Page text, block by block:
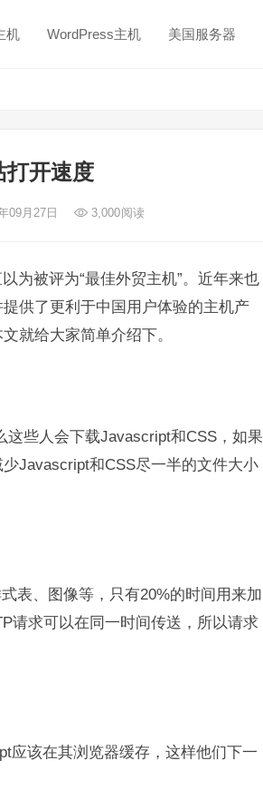
机 WordPress主机 美国服务器
开速度
09月27日 3,000阅读
为被评为“最佳外贸主机”。近年来也
供了更利于中国用户体验的主机产
就给大家简单介绍下。
些人会下载Javascript和CSS，如果
Javascript和CSS尽一半的文件大小
表、图像等，只有20%的时间用来加
请求可以在同一时间传送，所以请求
应该在其浏览器缓存，这样他们下一